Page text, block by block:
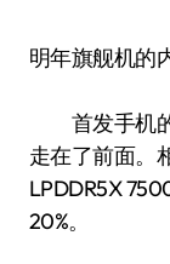
明年旗舰机的
首发手机的
走在了前面。
LPDDR5X
20%。